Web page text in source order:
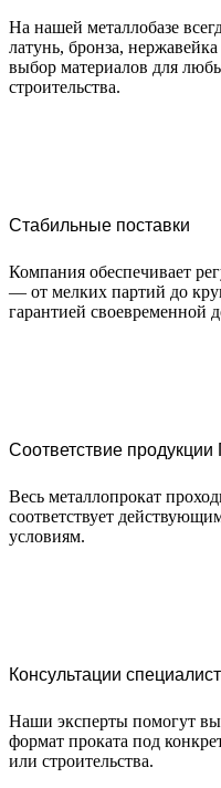
На нашей металлобазе
латунь, бронза,
выбор материалов для
строительства.
Стабильные поставки
Компания обеспечивает
— от мелких партий до
гарантией своевременной
Соответствие
Весь металлопрокат
соответствует
условиям.
Консультации
Наши эксперты помогут
формат проката под
или строительства.